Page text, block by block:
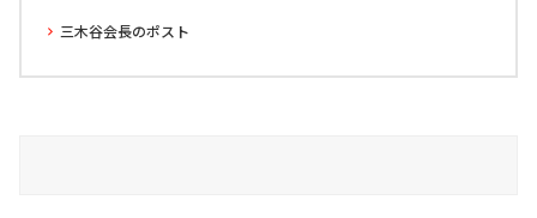
三木谷会長のポスト